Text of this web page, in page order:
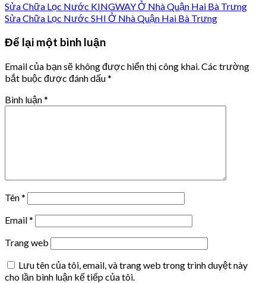
Sửa Chữa Lọc Nước KINGWAY Ở Nhà Quận Hai Bà Trưng
Sửa Chữa Lọc Nước SHI Ở Nhà Quận Hai Bà Trưng
Để lại một bình luận
Email của bạn sẽ không được hiển thị công khai. Các trường
bắt buộc được đánh dấu*
Bình luận*
Tên*
Email*
Trang web
Lưu tên của tôi, email, và trang web trong trình duyệt này
cho lần bình luận kế tiếp của tôi.